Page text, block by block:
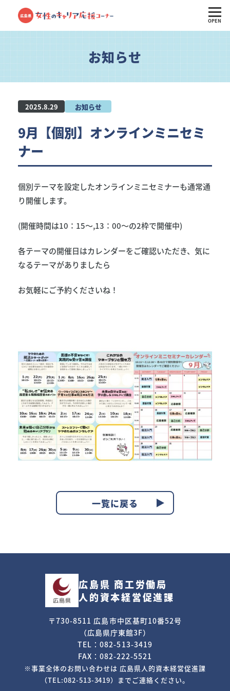
OPEN
お知らせ
2025.8.29 お知らせ
9月【個別】オンラインミニセミ
ナー
個別テーマを設定したオンラインミニセミナーも通常通
り開催します。
(開催時間は10：15～,13：00～の2枠で開催中)
各テーマの開催日はカレンダーをご確認いただき、気に
なるテーマがありましたら
お気軽にご予約くださいね！
一覧に戻る
広島県 商工労働局
人的資本経営促進課
〒730-8511 広島市中区基町10番52号
（広島県庁東館3F）
TEL：082-513-3419
FAX：082-222-5521
※事業全体のお問い合わせは 広島県人的資本経営促進課
（TEL:082-513-3419）までご連絡ください。